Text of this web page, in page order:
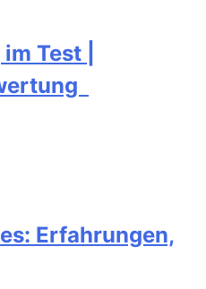
Test |
Erfahrungen,